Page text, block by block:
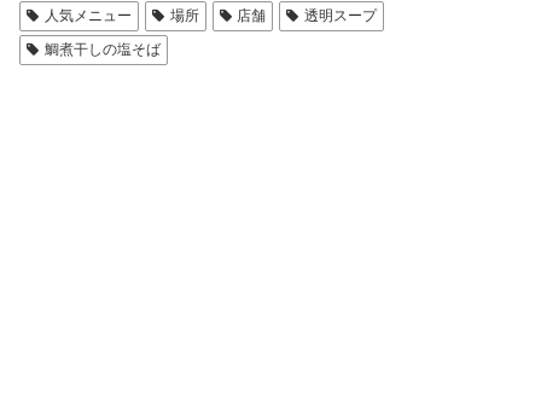
人気メニュー
場所 店舗
透明スープ
鯛煮干しの塩そば